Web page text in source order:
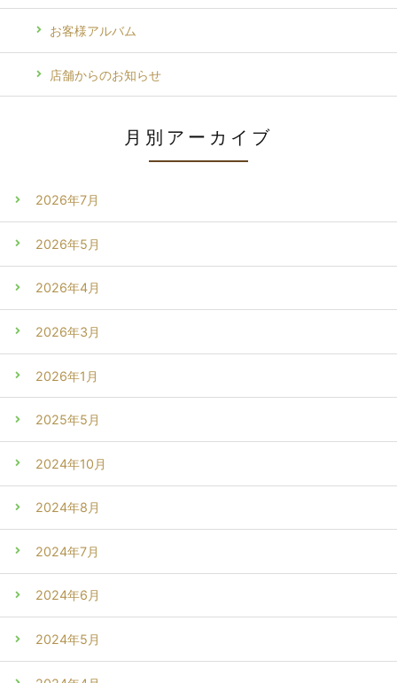
お客様アルバム
店舗からのお知らせ
月別アーカイブ
2026年7月
2026年5月
2026年4月
2026年3月
2026年1月
2025年5月
2024年10月
2024年8月
2024年7月
2024年6月
2024年5月